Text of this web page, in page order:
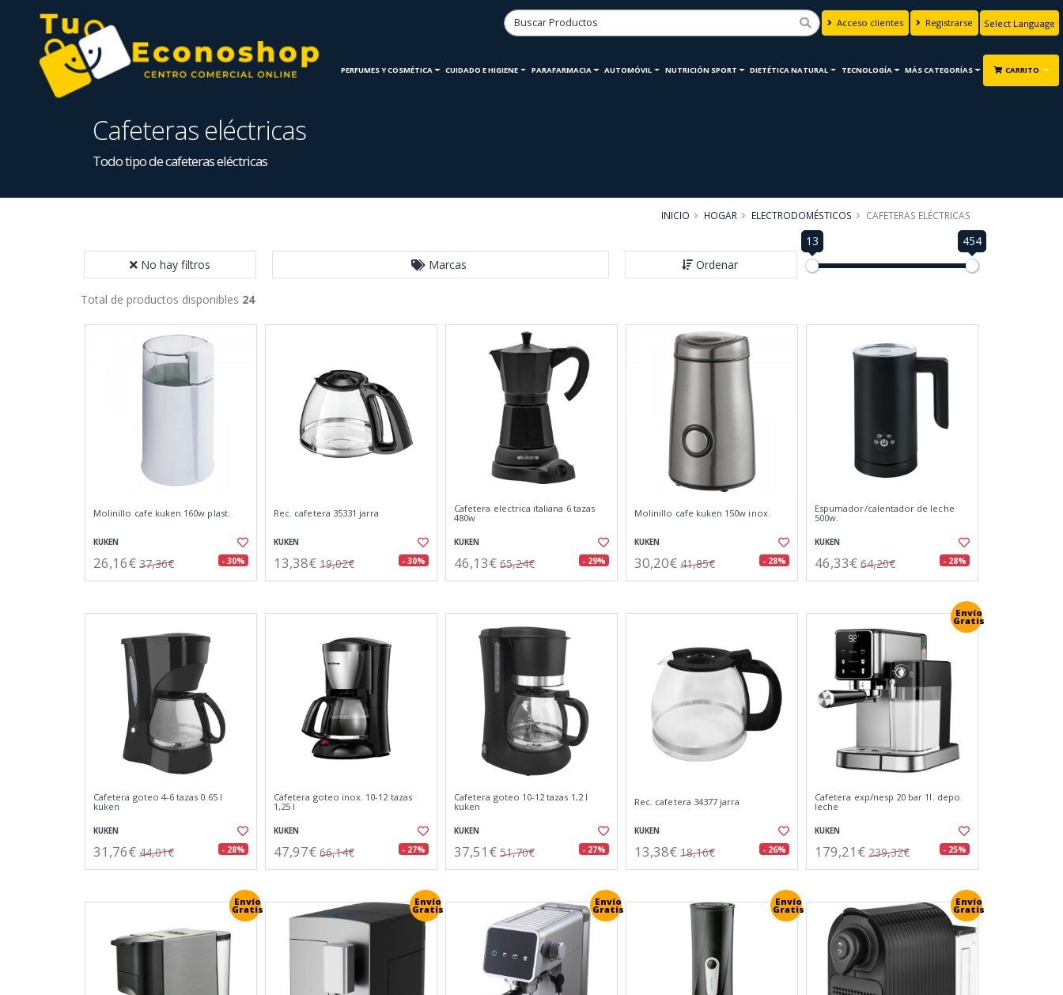
Acceso clientes Registrarse
Translate
INICIO HOGAR PERFUMES Y COSMÉTICA CUIDADO E HIGIENE PARAFARMACIA AUTOMÓVIL NUTRICIÓN SPORT DIETÉTICA NATURAL TECNOLOGÍA MÁS CATEGORÍAS CARRITO
Cafeteras eléctricas
Todo tipo de cafeteras eléctricas
INICIO HOGAR ELECTRODOMÉSTICOS CAFETERAS ELÉCTRICAS
No hay filtros Marcas Ordenar
13 454
Total de productos disponibles 24
Molinillo cafe kuken 160w plast.
KUKEN
26,16€ 37,36€ - 30%
Rec. cafetera 35331 jarra
KUKEN
13,38€ 19,02€ - 30%
Cafetera electrica italiana 6 tazas
480w
KUKEN
46,13€ 65,24€ - 29%
Molinillo cafe kuken 150w inox.
KUKEN
30,20€ 41,85€ - 28%
Espumador/calentador de leche
500w.
KUKEN
46,33€ 64,20€ - 28%
Cafetera goteo 4-6 tazas 0.65 l
kuken
KUKEN
31,76€ 44,01€ - 28%
Cafetera goteo inox. 10-12 tazas
1,25 l
KUKEN
47,97€ 66,14€ - 27%
Cafetera goteo 10-12 tazas 1,2 l
kuken
KUKEN
37,51€ 51,70€ - 27%
Rec. cafetera 34377 jarra
KUKEN
13,38€ 18,16€ - 26%
Envío
Gratis
Cafetera exp/nesp 20 bar 1l. depo.
leche
KUKEN
179,21€ 239,32€ - 25%
Envío
Gratis
Envío
Gratis
Envío
Gratis
Envío
Gratis
Envío
Gratis